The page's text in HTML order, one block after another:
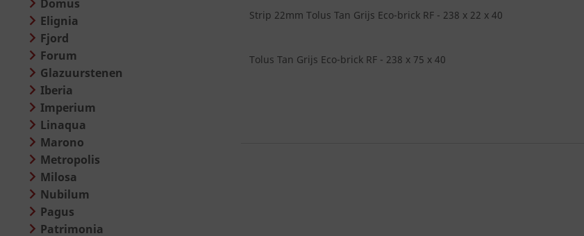
Domus
Elignia
Fjord
Forum
Glazuurstenen
Iberia
Imperium
Linaqua
Marono
Metropolis
Milosa
Nubilum
Pagus
Patrimonia
Strip 22mm Tolus Tan Grijs Eco-brick RF - 238 x 22 x 40
Tolus Tan Grijs Eco-brick RF - 238 x 75 x 40